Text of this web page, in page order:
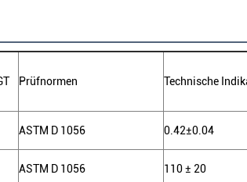
Prüfnormen Technische
ASTM D 1056 0.42±0.04
ASTM D 1056 110 ± 20